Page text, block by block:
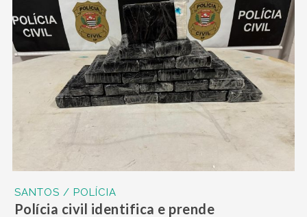
SANTOS / POLÍCIA
Polícia civil identifica e prende